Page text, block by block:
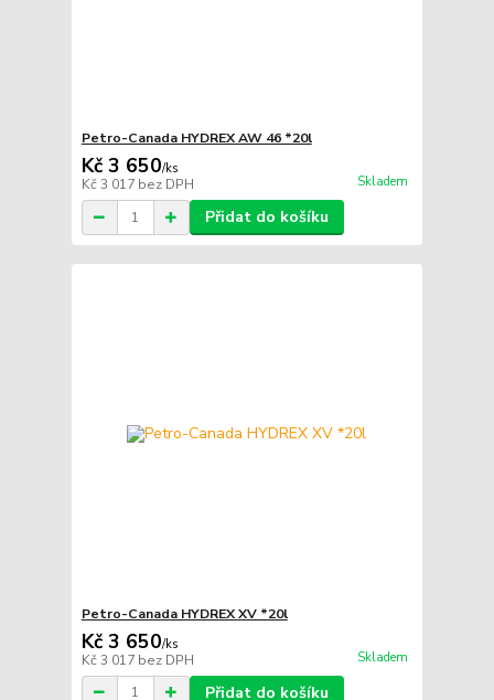
Petro-Canada HYDREX AW 46 *20l
Kč 3 650/ks
Kč 3 017 bez DPH Skladem
Přidat do košíku
Petro-Canada HYDREX XV *20l
Kč 3 650/ks
Kč 3 017 bez DPH Skladem
Přidat do košíku